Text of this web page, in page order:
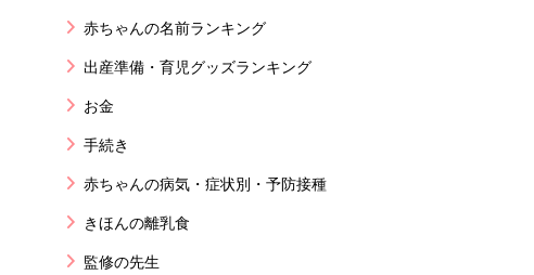
赤ちゃんの名前ランキング
出産準備・育児グッズランキング
お金
手続き
赤ちゃんの病気・症状別・予防接種
きほんの離乳食
監修の先生